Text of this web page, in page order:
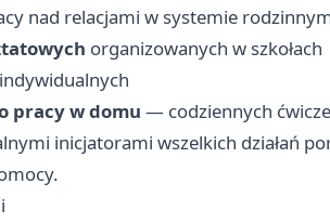
nad relacjami w systemie
organizowanych w szkołach
indywidualnych
pracy w domu — codziennych
inicjatorami wszelkich działań